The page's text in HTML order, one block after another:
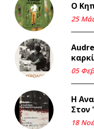
Ο
25
05
Η
Στον
18
06